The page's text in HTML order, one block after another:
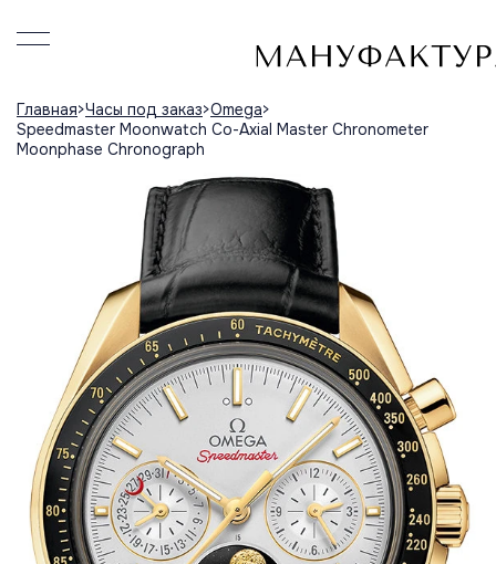
Главная Часы под заказ Omega
Speedmaster Moonwatch Co-Axial Master Chronometer
Moonphase Chronograph